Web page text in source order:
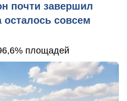
почти завершил
совсем
площадей